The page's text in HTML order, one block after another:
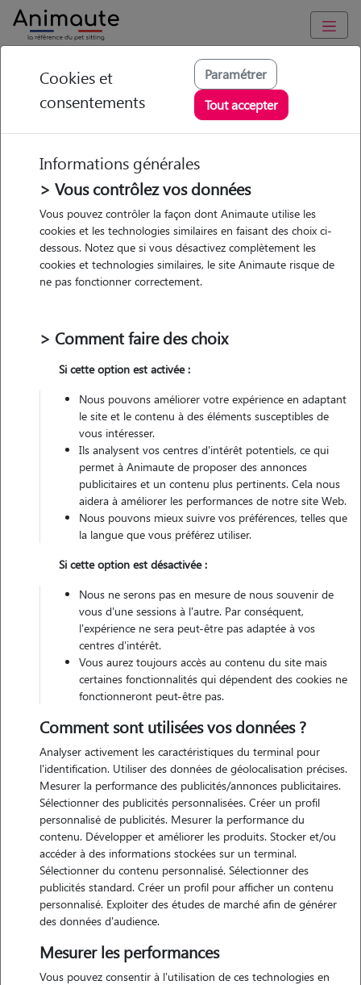
Animaute Auvergne-Rhône-Alpes Rhône/Lyon 2e
Arrondissement
Daniela - Petsitter à
Lyon
5/5 (9 avis)
• 49 ans
Garde
Pas d'animaux Appartement
Véhiculé
Gardes réalisées
Contacter
L'envoi d'une demande est sans engagement
Motivation
J'aime beaucoup les animaux, mais je ne peux pas en avoir un, car
chaque été nous partons en Moldavie. Ainsi grâce à Animaute, moi,
ainsi que mes enfants pourrions profiter de ces petites merveilles.
Cookies et
consentements
Paramétrer
Tout accepter
Informations générales
> Vous contrôlez vos données
Vous pouvez contrôler la façon dont Animaute utilise les
cookies et les technologies similaires en faisant des choix ci-
dessous. Notez que si vous désactivez complètement les
cookies et technologies similaires, le site Animaute risque de
ne pas fonctionner correctement.
> Comment faire des choix
Si cette option est activée :
Nous pouvons améliorer votre expérience en adaptant
le site et le contenu à des éléments susceptibles de
vous intéresser.
Ils analysent vos centres d'intérêt potentiels, ce qui
permet à Animaute de proposer des annonces
publicitaires et un contenu plus pertinents. Cela nous
aidera à améliorer les performances de notre site Web.
Nous pouvons mieux suivre vos préférences, telles que
la langue que vous préférez utiliser.
Si cette option est désactivée :
Nous ne serons pas en mesure de nous souvenir de
vous d'une sessions à l'autre. Par conséquent,
l'expérience ne sera peut-être pas adaptée à vos
centres d'intérêt.
Vous aurez toujours accès au contenu du site mais
certaines fonctionnalités qui dépendent des cookies ne
fonctionneront peut-être pas.
Comment sont utilisées vos données ?
Analyser activement les caractéristiques du terminal pour
l'identification. Utiliser des données de géolocalisation précises.
Mesurer la performance des publicités/annonces publicitaires.
Sélectionner des publicités personnalisées. Créer un profil
personnalisé de publicités. Mesurer la performance du
contenu. Développer et améliorer les produits. Stocker et/ou
accéder à des informations stockées sur un terminal.
Sélectionner du contenu personnalisé. Sélectionner des
publicités standard. Créer un profil pour afficher un contenu
personnalisé. Exploiter des études de marché afin de générer
des données d'audience.
Mesurer les performances
Vous pouvez consentir à l'utilisation de ces technologies en